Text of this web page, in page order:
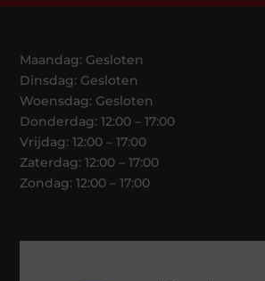
Maandag: Gesloten
Dinsdag: Gesloten
Woensdag: Gesloten
Donderdag: 12:00 – 17:00
Vrijdag: 12:00 – 17:00
Zaterdag: 12:00 – 17:00
Zondag: 12:00 – 17:00